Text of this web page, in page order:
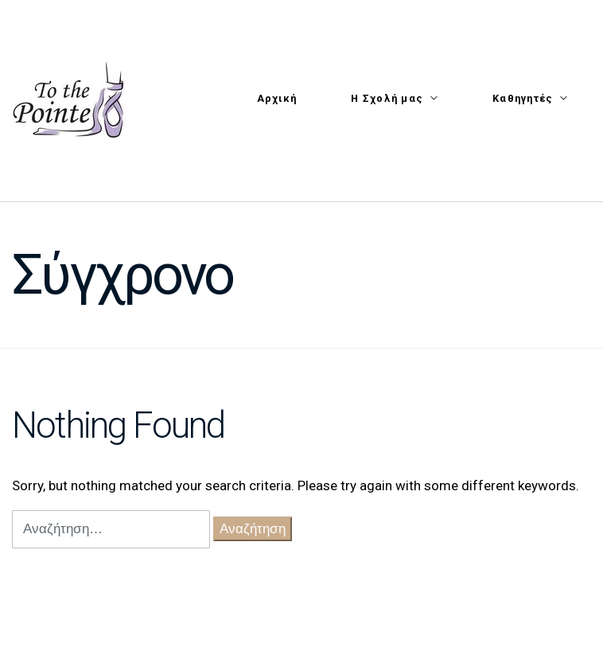
Αρχική Η Σχολή μας Καθηγητές
Σύγχρονο
Nothing Found
Sorry, but nothing matched your search criteria. Please try again with some different keywords.
για: